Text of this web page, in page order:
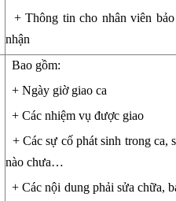
+ Thông tin cho nhân viên
nhận
Bao gồm:
+ Ngày giờ giao ca
+ Các nhiệm vụ được giao
+ Các sự cố phát sinh trong
nào chưa…
+ Các nội dung phải sửa chữa,